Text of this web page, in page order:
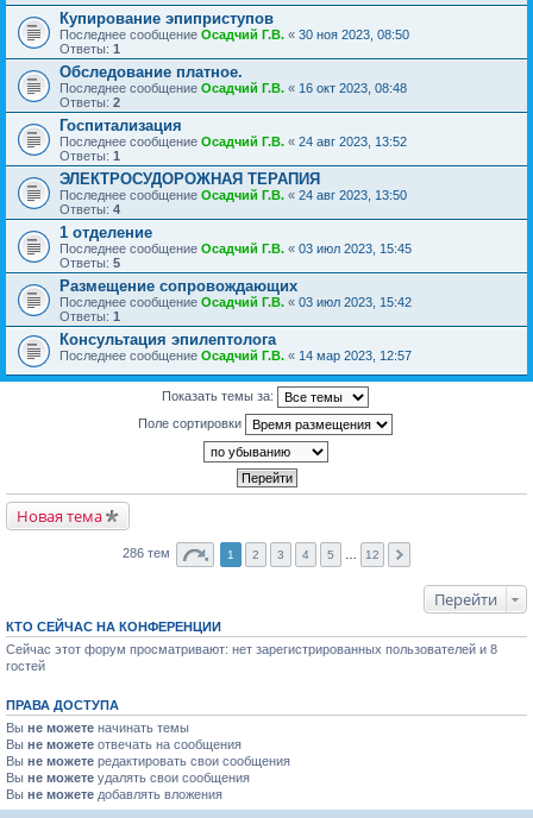
Купирование эпиприступов
Последнее сообщение Осадчий Г.В. « 30 ноя 2023, 08:50
Ответы: 1
Обследование платное.
Последнее сообщение Осадчий Г.В. « 16 окт 2023, 08:48
Ответы: 2
Госпитализация
Последнее сообщение Осадчий Г.В. « 24 авг 2023, 13:52
Ответы: 1
ЭЛЕКТРОСУДОРОЖНАЯ ТЕРАПИЯ
Последнее сообщение Осадчий Г.В. « 24 авг 2023, 13:50
Ответы: 4
1 отделение
Последнее сообщение Осадчий Г.В. « 03 июл 2023, 15:45
Ответы: 5
Размещение сопровождающих
Последнее сообщение Осадчий Г.В. « 03 июл 2023, 15:42
Ответы: 1
Консультация эпилептолога
Последнее сообщение Осадчий Г.В. « 14 мар 2023, 12:57
Показать темы за:
Поле сортировки
Новая тема
286 тем 1 2 3 4 5 12
Перейти
КТО СЕЙЧАС НА КОНФЕРЕНЦИИ
Сейчас этот форум просматривают: нет зарегистрированных пользователей и 8
гостей
ПРАВА ДОСТУПА
Вы не можете начинать темы
Вы не можете отвечать на сообщения
Вы не можете редактировать свои сообщения
Вы не можете удалять свои сообщения
Вы не можете добавлять вложения